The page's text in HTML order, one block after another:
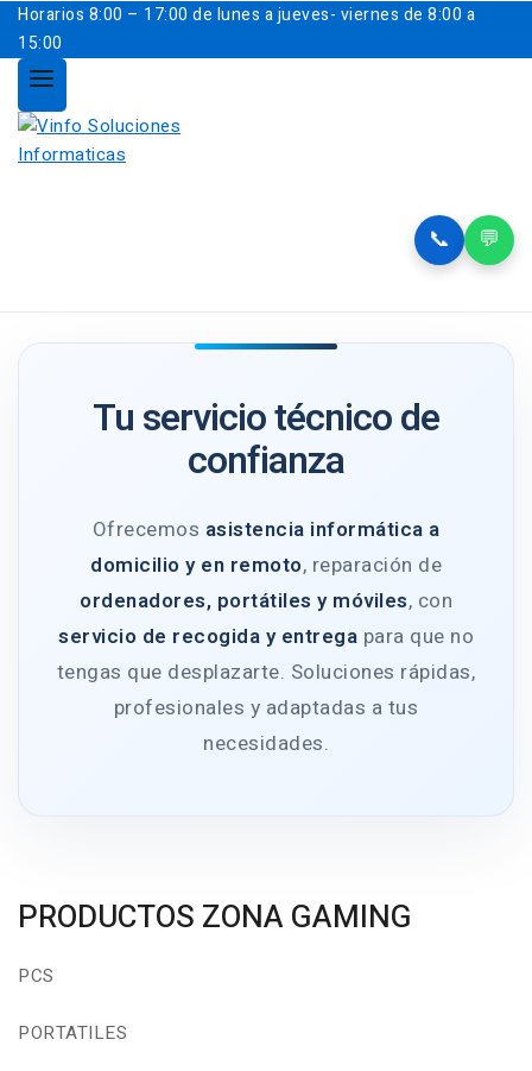
Horarios 8:00 – 17:00 de lunes a jueves- viernes de 8:00 a
15:00
📞 💬
Tu servicio técnico de
confianza
Ofrecemos asistencia informática a
domicilio y en remoto, reparación de
ordenadores, portátiles y móviles, con
servicio de recogida y entrega para que no
tengas que desplazarte. Soluciones rápidas,
profesionales y adaptadas a tus
necesidades.
PRODUCTOS ZONA GAMING
PCS
PORTATILES